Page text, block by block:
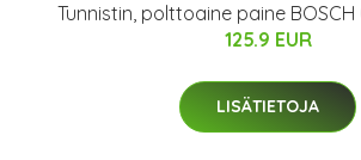
Tunnistin, polttoaine paine BOSCH
125.9 EUR
LISÄTIETOJA